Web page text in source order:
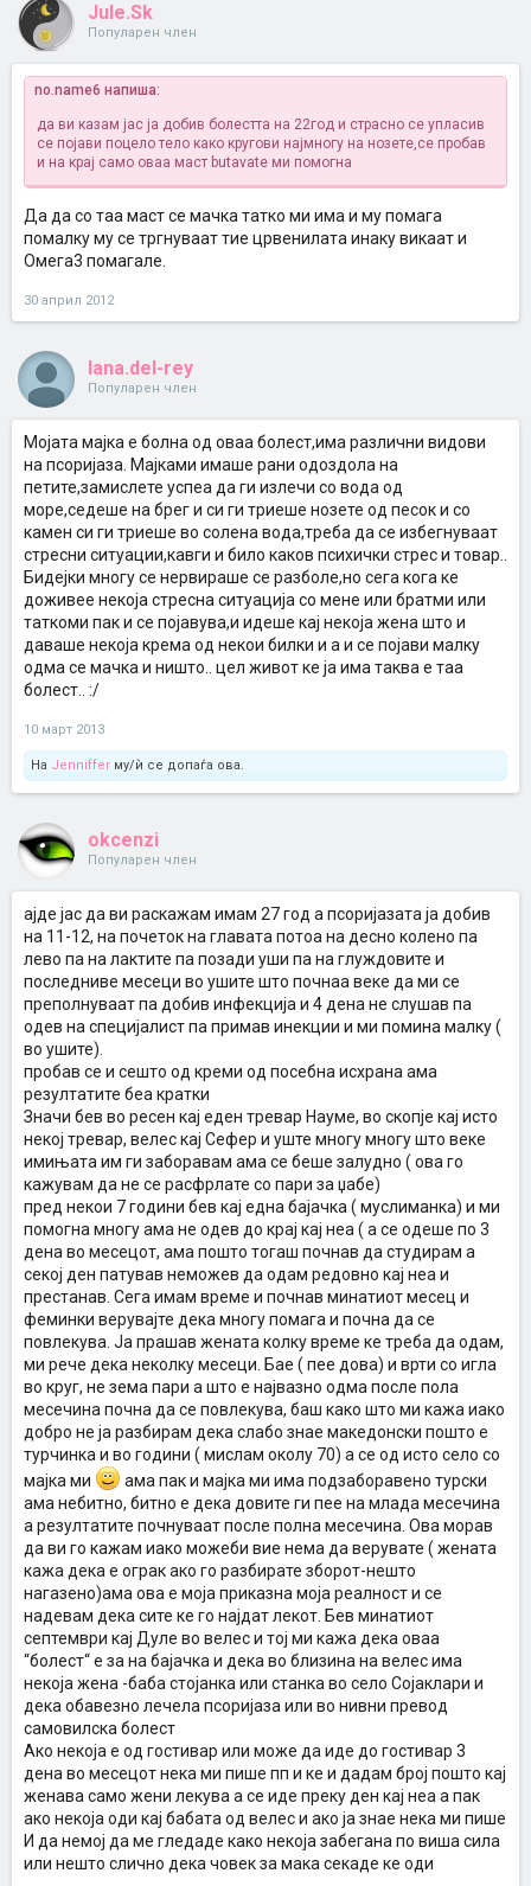
Jule.Sk
Популарен член
no.name6 напиша:
да ви казам јас ја добив болестта на 22год и страсно се упласив
се појави поцело тело како кругови најмногу на нозете,се пробав
и на крај само оваа маст butavate ми помогна
Да да со таа маст се мачка татко ми има и му помага
помалку му се тргнуваат тие црвенилата инаку викаат и
Омега3 помагале.
30 април 2012
lana.del-rey
Популарен член
Мојата мајка е болна од оваа болест,има различни видови
на псоријаза. Мајками имаше рани одоздола на
петите,замислете успеа да ги излечи со вода од
море,седеше на брег и си ги триеше нозете од песок и со
камен си ги триеше во солена вода,треба да се избегнуваат
стресни ситуации,кавги и било каков психички стрес и товар..
Бидејки многу се нервираше се разболе,но сега кога ке
доживее некоја стресна ситуација со мене или братми или
таткоми пак и се појавува,и идеше кај некоја жена што и
даваше некоја крема од некои билки и а и се појави малку
одма се мачка и ништо.. цел живот ке ја има таква е таа
болест.. :/
10 март 2013
На Jenniffer му/ѝ се допаѓа ова.
okcenzi
Популарен член
ајде јас да ви раскажам имам 27 год а псоријазата ја добив
на 11-12, на почеток на главата потоа на десно колено па
лево па на лактите па позади уши па на глуждовите и
последниве месеци во ушите што почнаа веке да ми се
преполнуваат па добив инфекција и 4 дена не слушав па
одев на специјалист па примав инекции и ми помина малку (
во ушите).
пробав се и сешто од креми од посебна исхрана ама
резултатите беа кратки
Значи бев во ресен кај еден тревар Науме, во скопје кај исто
некој тревар, велес кај Сефер и уште многу многу што веке
имињата им ги заборавам ама се беше залудно ( ова го
кажувам да не се расфрлате со пари за џабе)
пред некои 7 години бев кај една бајачка ( муслиманка) и ми
помогна многу ама не одев до крај кај неа ( а се одеше по 3
дена во месецот, ама пошто тогаш почнав да студирам а
секој ден патував неможев да одам редовно кај неа и
престанав. Сега имам време и почнав минатиот месец и
феминки верувајте дека многу помага и почна да се
повлекува. Ја прашав жената колку време ке треба да одам,
ми рече дека неколку месеци. Бае ( пее дова) и врти со игла
во круг, не зема пари а што е највазно одма после пола
месечина почна да се повлекува, баш како што ми кажа иако
добро не ја разбирам дека слабо знае македонски пошто е
турчинка и во години ( мислам околу 70) а се од исто село со
мајка ми
ама пак и мајка ми има подзаборавено турски
ама небитно, битно е дека довите ги пее на млада месечина
а резултатите почнуваат после полна месечина. Ова морав
да ви го кажам иако можеби вие нема да верувате ( жената
кажа дека е ограк ако го разбирате зборот-нешто
нагазено)ама ова е моја приказна моја реалност и се
надевам дека сите ке го најдат лекот. Бев минатиот
септември кај Дуле во велес и тој ми кажа дека оваа
“болест“ е за на бајачка и дека во близина на велес има
некоја жена -баба стојанка или станка во село Сојаклари и
дека обавезно лечела псоријаза или во нивни превод
самовилска болест
Ако некоја е од гостивар или може да иде до гостивар 3
дена во месецот нека ми пише пп и ке и дадам број пошто кај
женава само жени лекува а се иде преку ден кај неа а пак
ако некоја оди кај бабата од велес и ако ја знае нека ми пише
И да немој да ме гледаде како некоја забегана по виша сила
или нешто слично дека човек за мака секаде ке оди